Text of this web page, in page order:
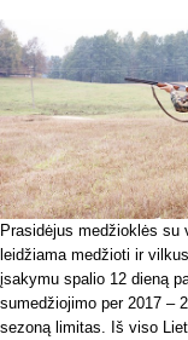
Prasidėjus medžioklės su
leidžiama medžioti ir
įsakymu spalio 12 dieną
sumedžiojimo per 2017 –
sezoną limitas. Iš viso